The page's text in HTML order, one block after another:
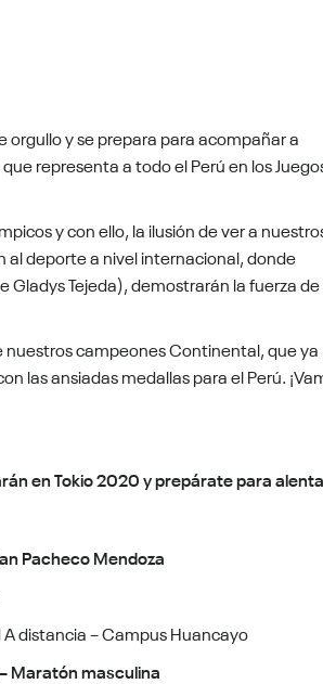
orgullo y se prepara para acompañar a
representa a todo el Perú en los
y con ello, la ilusión de ver a
al deporte a nivel internacional, donde
Gladys Tejeda), demostrarán la fuerza de
nuestros campeones Continental, que ya
las ansiadas medallas para el Perú.
en Tokio 2020 y prepárate para
Pacheco Mendoza
distancia – Campus Huancayo
Maratón masculina